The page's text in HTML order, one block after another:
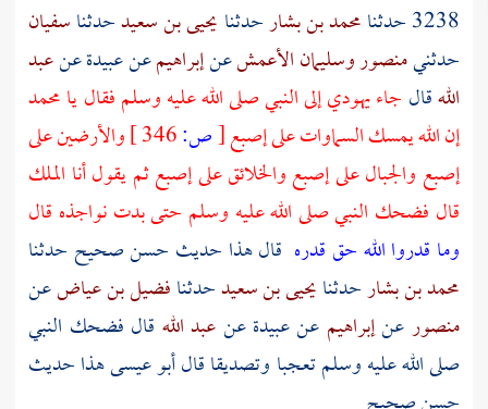
3238 حدثنا محمد بن بشارحدثنا يحيى بن سعيدحدثناسفيان
حدثنيمنصوروسليمان الأعمشعنإبراهيمعنعبيدةعنعبد
اللهقال جاء يهودي إلى النبي صلى الله عليه وسلم فقال يا محمد
إن الله يمسك السماوات على إصبع[ص:
والأرضين على
إصبع والجبال على إصبع والخلائق على إصبع ثم يقول أنا الملك
قال فضحك النبي صلى الله عليه وسلم حتى بدت نواجذه قال
وما قدروا الله حق قدره قال هذا حديث حسن صحيح حدثنا
محمد بن بشارحدثنايحيى بن سعيدحدثنافضيل بن عياضعن
منصورعنإبراهيم عنعبيدةعنعبد الله قال فضحك النبي
صلى الله عليه وسلم تعجبا وتصديقا قال أبو عيسى هذا حديث